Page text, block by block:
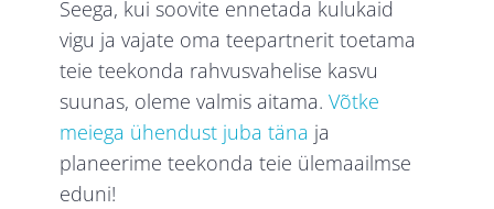
Seega, kui soovite ennetada kulukaid
vigu ja vajate oma teepartnerit toetama
teie teekonda rahvusvahelise kasvu
suunas, oleme valmis aitama. Võtke
meiega ühendust juba täna ja
planeerime teekonda teie ülemaailmse
eduni!